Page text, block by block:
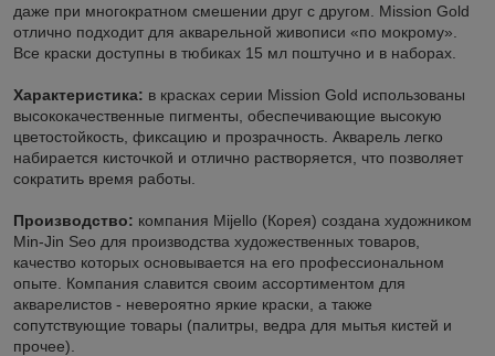
даже при многократном смешении друг с другом. Mission Gold
отлично подходит для акварельной живописи «по мокрому».
Все краски доступны в тюбиках 15 мл поштучно и в наборах.
Характеристика: в красках серии Mission Gold использованы
высококачественные пигменты, обеспечивающие высокую
цветостойкость, фиксацию и прозрачность. Акварель легко
набирается кисточкой и отлично растворяется, что позволяет
сократить время работы.
Производство: компания Mijello (Корея) создана художником
Min-Jin Seo для производства художественных товаров,
качество которых основывается на его профессиональном
опыте. Компания славится своим ассортиментом для
акварелистов - невероятно яркие краски, а также
сопутствующие товары (палитры, ведра для мытья кистей и
прочее).